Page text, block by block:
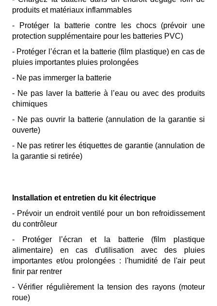
produits et matériaux inflammables
- Protéger la batterie contre les chocs (prévoir une
protection supplémentaire pour les batteries PVC)
- Protéger l’écran et la batterie (film plastique) en cas de
pluies importantes pluies prolongées
- Ne pas immerger la batterie
- Ne pas laver la batterie à l’eau ou avec des produits
chimiques
- Ne pas ouvrir la batterie (annulation de la garantie si
ouverte)
- Ne pas retirer les étiquettes de garantie (annulation de
la garantie si retirée)
Installation et entretien du kit électrique
- Prévoir un endroit ventilé pour un bon refroidissement
du contrôleur
- Protéger l’écran et la batterie (film plastique
alimentaire) en cas d'utilisation avec des pluies
importantes et/ou prolongées : l'humidité de l'air peut
finir par rentrer
- Vérifier régulièrement la tension des rayons (moteur
roue)